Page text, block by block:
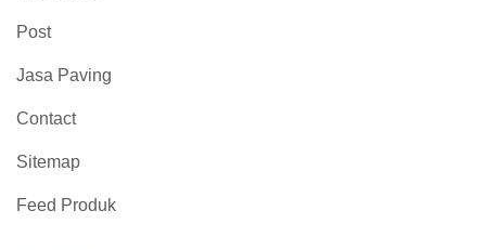
Post
Jasa Paving
Contact
Sitemap
Feed Produk